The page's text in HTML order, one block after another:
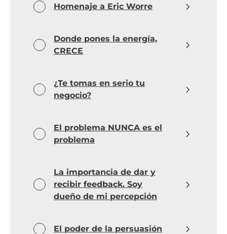
Homenaje a Eric Worre
Donde pones la energía,
CRECE
¿Te tomas en serio tu
negocio?
El problema NUNCA es el
problema
La importancia de dar y
recibir feedback. Soy
dueño de mi percepción
El poder de la persuasión